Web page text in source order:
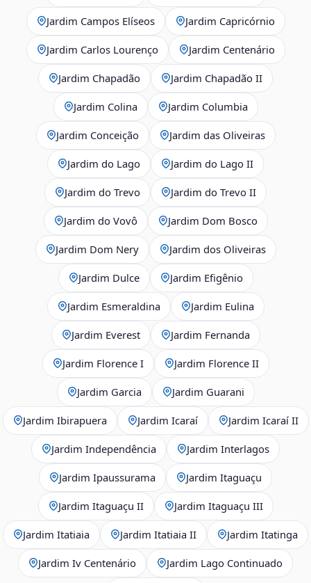
Jardim Campos Elíseos Jardim Capricórnio
Jardim Carlos Lourenço Jardim Centenário
Jardim Chapadão Jardim Chapadão II
Jardim Colina Jardim Columbia
Jardim Conceição Jardim das Oliveiras
Jardim do Lago Jardim do Lago II
Jardim do Trevo Jardim do Trevo II
Jardim do Vovô Jardim Dom Bosco
Jardim Dom Nery Jardim dos Oliveiras
Jardim Dulce Jardim Efigênio
Jardim Esmeraldina Jardim Eulina
Jardim Everest Jardim Fernanda
Jardim Florence I Jardim Florence II
Jardim Garcia Jardim Guarani
Jardim Ibirapuera Jardim Icaraí Jardim Icaraí II
Jardim Independência Jardim Interlagos
Jardim Ipaussurama Jardim Itaguaçu
Jardim Itaguaçu II Jardim Itaguaçu III
Jardim Itatiaia Jardim Itatiaia II Jardim Itatinga
Jardim Iv Centenário Jardim Lago Continuado